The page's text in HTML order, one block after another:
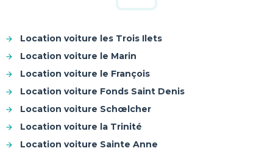
Location voiture les Trois Ilets
Location voiture le Marin
Location voiture le François
Location voiture Fonds Saint Denis
Location voiture Schœlcher
Location voiture la Trinité
Location voiture Sainte Anne